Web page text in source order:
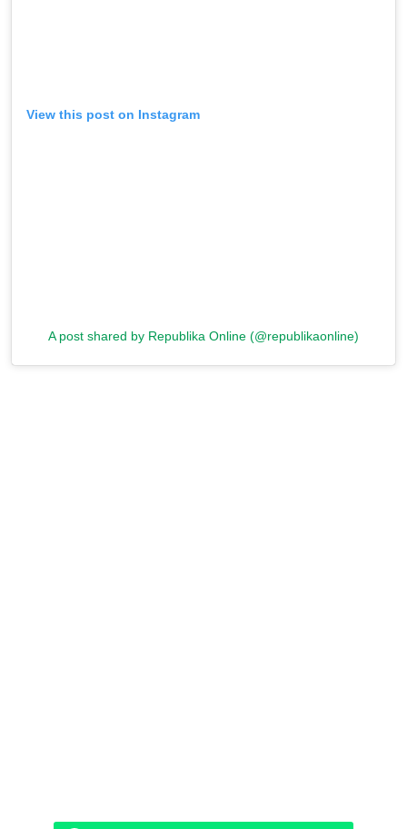
View this post on Instagram
A post shared by Republika Online (@republikaonline)